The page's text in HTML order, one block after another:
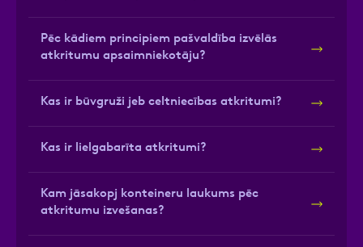
Pēc kādiem principiem pašvaldība izvēlās
atkritumu apsaimniekotāju?
Kas ir būvgruži jeb celtniecības atkritumi?
Kas ir lielgabarīta atkritumi?
Kam jāsakopj konteineru laukums pēc
atkritumu izvešanas?